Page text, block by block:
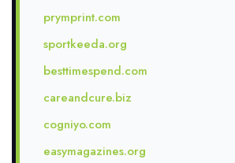
prymprint.com
sportkeeda.org
besttimespend.com
careandcure.biz
cogniyo.com
easymagazines.org